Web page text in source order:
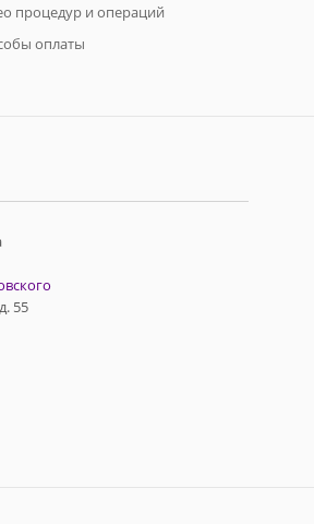
процедур и операций
оплаты
55